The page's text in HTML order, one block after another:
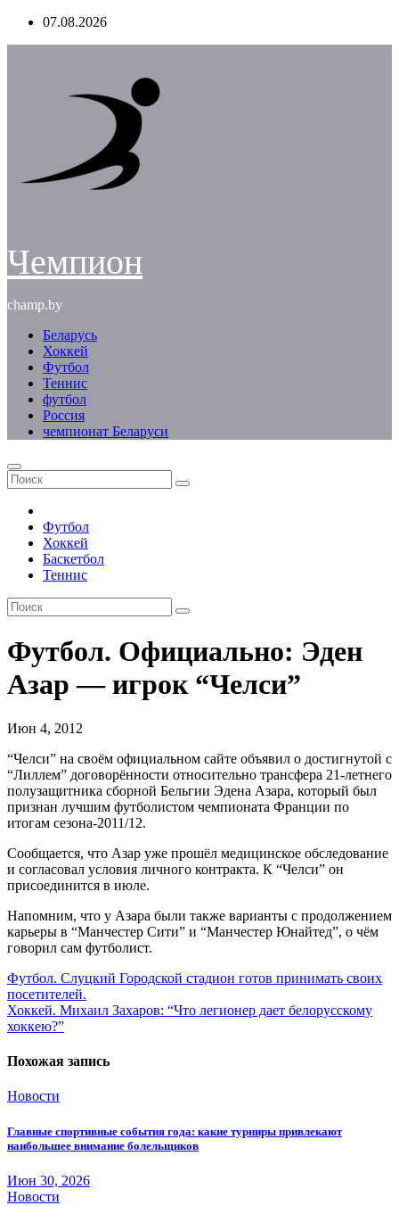
Перейти07.08.2026
Чемпион
champ.by
Беларусь
Хоккей
Футбол
Теннис
футбол
Россия
чемпионат Беларуси
Футбол
Хоккей
Баскетбол
Теннис
Футбол. Официально: Эден
Азар — игрок “Челси”
Июн 4, 2012
“Челси” на своём официальном сайте объявил о достигнутой с
“Лиллем” договорённости относительно трансфера 21-летнего
полузащитника сборной Бельгии Эдена Азара, который был
признан лучшим футболистом чемпионата Франции по
итогам сезона-2011/12.
Сообщается, что Азар уже прошёл медицинское обследование
и согласовал условия личного контракта. К “Челси” он
присоединится в июле.
Напомним, что у Азара были также варианты с продолжением
карьеры в “Манчестер Сити” и “Манчестер Юнайтед”, о чём
говорил сам футболист.
Навигация
по
записям
Футбол. Слуцкий Городской стадион готов принимать своих
посетителей.
Хоккей. Михаил Захаров: “Что легионер дает белорусскому
хоккею?”
Похожая запись
Новости
Главные спортивные события года: какие турниры привлекают
наибольшее внимание болельщиков
Июн 30, 2026
Новости